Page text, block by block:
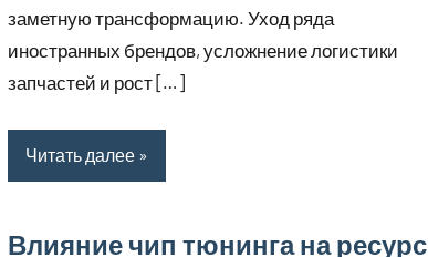
заметную трансформацию. Уход ряда
иностранных брендов, усложнение логистики
запчастей и рост […]
Читать далее
Влияние чип тюнинга на ресурс